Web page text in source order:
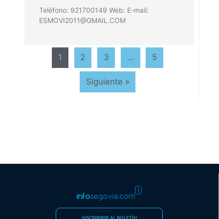
Teléfono: 921700149 Web: E-mail:
ESMOVI2011@GMAIL.COM
1 2 3 … 5
Siguiente »
INSCRIBIRSE AL BOLETÍN